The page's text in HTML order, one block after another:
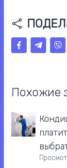
Похожие